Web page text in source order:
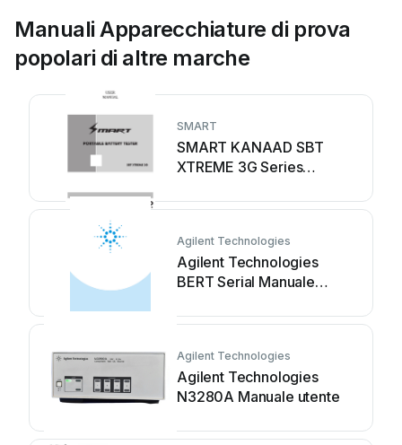
Manuali Apparecchiature di prova
popolari di altre marche
SMART
SMART KANAAD SBT
XTREME 3G Series
Agilent Technologies
Agilent Technologies
BERT Serial Manuale
Agilent Technologies
Agilent Technologies
N3280A Manuale utente